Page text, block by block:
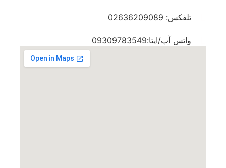
تلفکس: 02636209089
واتس آپ/ایتا:09309783549